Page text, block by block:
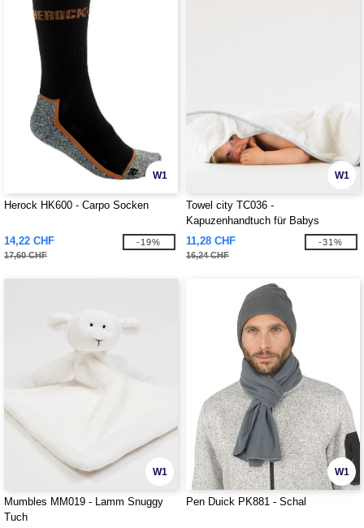
W1
Herock HK600 - Carpo Socken
14,22 CHF
17,60 CHF
-19%
W1
Towel city TC036 -
Kapuzenhandtuch für Babys
11,28 CHF
16,24 CHF
-31%
W1
Mumbles MM019 - Lamm Snuggy
Tuch
W1
Pen Duick PK881 - Schal